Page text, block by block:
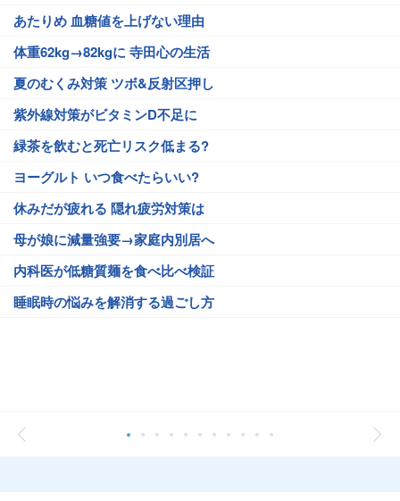
あたりめ 血糖値を上げない理由
体重62kg→82kgに 寺田心の生活
夏のむくみ対策 ツボ&反射区押し
紫外線対策がビタミンD不足に
緑茶を飲むと死亡リスク低まる?
ヨーグルト いつ食べたらいい?
休みだが疲れる 隠れ疲労対策は
母が娘に減量強要→家庭内別居へ
内科医が低糖質麺を食べ比べ検証
睡眠時の悩みを解消する過ごし方